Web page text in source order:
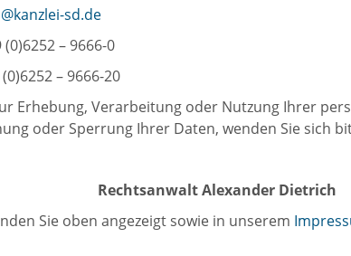
sd.de
– 9666-0
– 9666-20
Erhebung, Verarbeitung oder Nutzung Ihrer
oder Sperrung Ihrer Daten, wenden Sie sich
Rechtsanwalt Alexander Dietrich
Sie oben angezeigt sowie in unserem